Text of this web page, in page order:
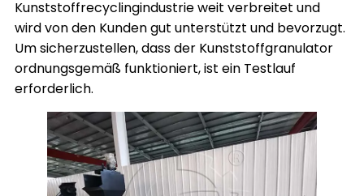
Kunststoffrecyclingindustrie weit verbreitet und
wird von den Kunden gut unterstützt und bevorzugt.
Um sicherzustellen, dass der Kunststoffgranulator
ordnungsgemäß funktioniert, ist ein Testlauf
erforderlich.